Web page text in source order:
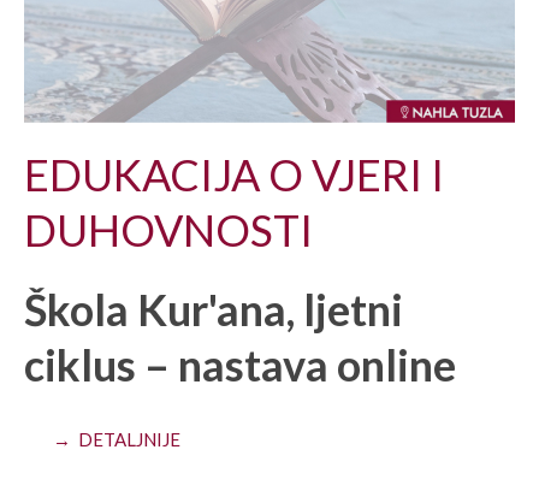
EDUKACIJA O VJERI I
DUHOVNOSTI
Škola Kur'ana, ljetni
ciklus – nastava online
→ DETALJNIJE